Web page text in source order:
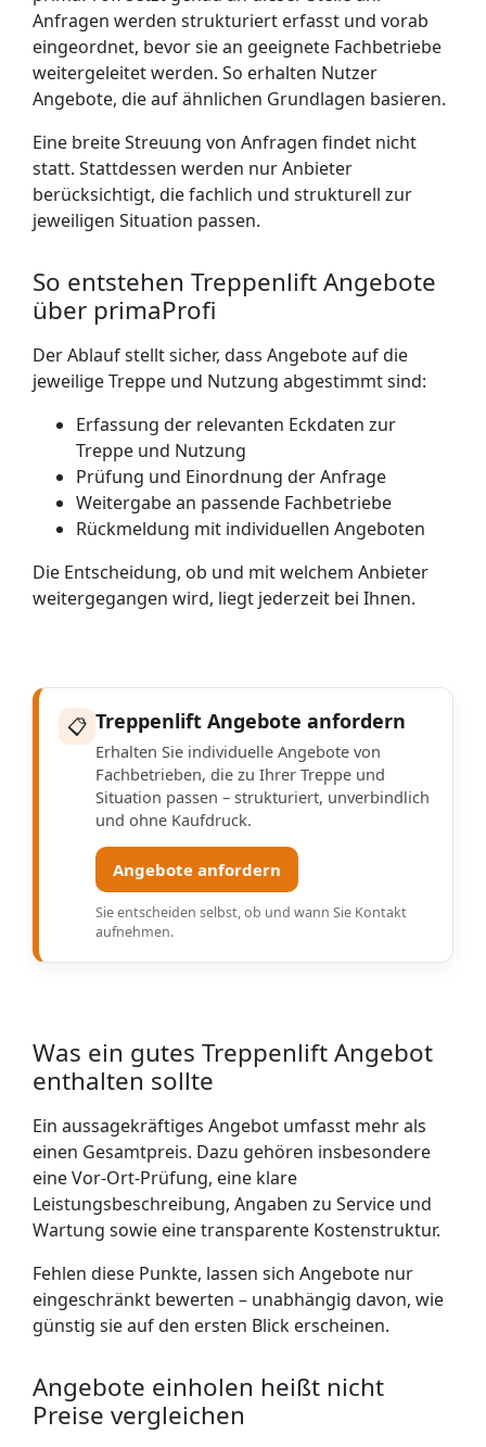
Anfragen werden strukturiert erfasst und vorab
eingeordnet, bevor sie an geeignete Fachbetriebe
weitergeleitet werden. So erhalten Nutzer
Angebote, die auf ähnlichen Grundlagen basieren.
Eine breite Streuung von Anfragen findet nicht
statt. Stattdessen werden nur Anbieter
berücksichtigt, die fachlich und strukturell zur
jeweiligen Situation passen.
So entstehen Treppenlift Angebote
über primaProfi
Der Ablauf stellt sicher, dass Angebote auf die
jeweilige Treppe und Nutzung abgestimmt sind:
Erfassung der relevanten Eckdaten zur
Treppe und Nutzung
Prüfung und Einordnung der Anfrage
Weitergabe an passende Fachbetriebe
Rückmeldung mit individuellen Angeboten
Die Entscheidung, ob und mit welchem Anbieter
weitergegangen wird, liegt jederzeit bei Ihnen.
📋 Treppenlift Angebote anfordern
Erhalten Sie individuelle Angebote von
Fachbetrieben, die zu Ihrer Treppe und
Situation passen – strukturiert, unverbindlich
und ohne Kaufdruck.
Angebote anfordern
Sie entscheiden selbst, ob und wann Sie Kontakt
aufnehmen.
Was ein gutes Treppenlift Angebot
enthalten sollte
Ein aussagekräftiges Angebot umfasst mehr als
einen Gesamtpreis. Dazu gehören insbesondere
eine Vor-Ort-Prüfung, eine klare
Leistungsbeschreibung, Angaben zu Service und
Wartung sowie eine transparente Kostenstruktur.
Fehlen diese Punkte, lassen sich Angebote nur
eingeschränkt bewerten – unabhängig davon, wie
günstig sie auf den ersten Blick erscheinen.
Angebote einholen heißt nicht
Preise vergleichen